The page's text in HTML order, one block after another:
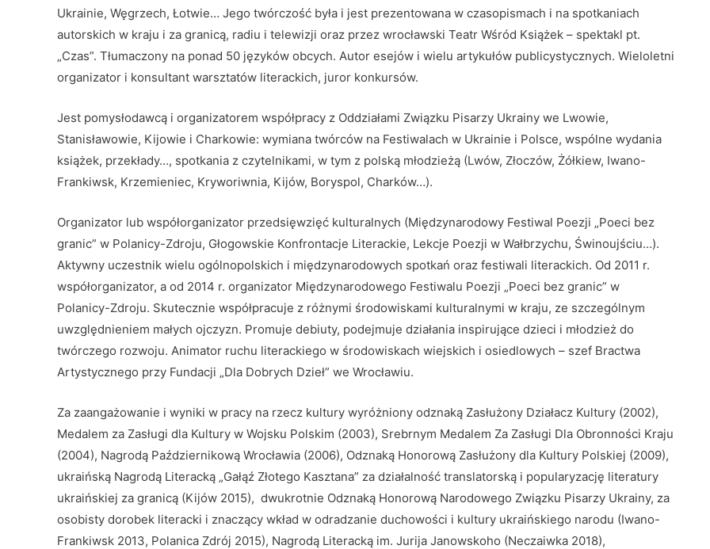
Ukrainie, Węgrzech, Łotwie… Jego twórczość była i jest prezentowana w czasopismach i na spotkaniach
autorskich w kraju i za granicą, radiu i telewizji oraz przez wrocławski Teatr Wśród Książek – spektakl pt.
„Czas”. Tłumaczony na ponad 50 języków obcych. Autor esejów i wielu artykułów publicystycznych. Wieloletni
organizator i konsultant warsztatów literackich, juror konkursów.
Jest pomysłodawcą i organizatorem współpracy z Oddziałami Związku Pisarzy Ukrainy we Lwowie,
Stanisławowie, Kijowie i Charkowie: wymiana twórców na Festiwalach w Ukrainie i Polsce, wspólne wydania
książek, przekłady…, spotkania z czytelnikami, w tym z polską młodzieżą (Lwów, Złoczów, Żółkiew, Iwano-
Frankiwsk, Krzemieniec, Kryworiwnia, Kijów, Boryspol, Charków…).
Organizator lub współorganizator przedsięwzięć kulturalnych (Międzynarodowy Festiwal Poezji „Poeci bez
granic” w Polanicy-Zdroju, Głogowskie Konfrontacje Literackie, Lekcje Poezji w Wałbrzychu, Świnoujściu…).
Aktywny uczestnik wielu ogólnopolskich i międzynarodowych spotkań oraz festiwali literackich. Od 2011 r.
współorganizator, a od 2014 r. organizator Międzynarodowego Festiwalu Poezji „Poeci bez granic” w
Polanicy-Zdroju. Skutecznie współpracuje z różnymi środowiskami kulturalnymi w kraju, ze szczególnym
uwzględnieniem małych ojczyzn. Promuje debiuty, podejmuje działania inspirujące dzieci i młodzież do
twórczego rozwoju. Animator ruchu literackiego w środowiskach wiejskich i osiedlowych – szef Bractwa
Artystycznego przy Fundacji „Dla Dobrych Dzieł” we Wrocławiu.
Za zaangażowanie i wyniki w pracy na rzecz kultury wyróżniony odznaką Zasłużony Działacz Kultury (2002),
Medalem za Zasługi dla Kultury w Wojsku Polskim (2003), Srebrnym Medalem Za Zasługi Dla Obronności Kraju
(2004), Nagrodą Październikową Wrocławia (2006), Odznaką Honorową Zasłużony dla Kultury Polskiej (2009),
ukraińską Nagrodą Literacką „Gałąź Złotego Kasztana” za działalność translatorską i popularyzację literatury
ukraińskiej za granicą (Kijów 2015), dwukrotnie Odznaką Honorową Narodowego Związku Pisarzy Ukrainy, za
osobisty dorobek literacki i znaczący wkład w odradzanie duchowości i kultury ukraińskiego narodu (Iwano-
Frankiwsk 2013, Polanica Zdrój 2015), Nagrodą Literacką im. Jurija Janowskoho (Neczaiwka 2018),